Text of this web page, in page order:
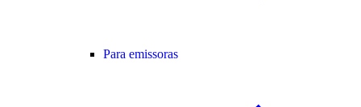
Para emissoras